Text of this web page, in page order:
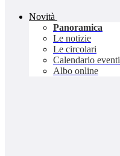
Novità
Panoramica
Le notizie
Le circolari
Calendario eventi
Albo online